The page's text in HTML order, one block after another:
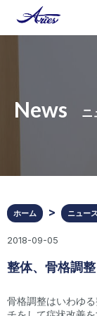
News ニ
ホーム ニュー
2018-09-05
整体、骨格調整
骨格調整はいわゆ